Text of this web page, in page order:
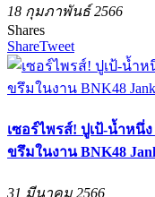
18 กุมภาพันธ์ 2566
Shares
ShareTweet
เซอร์ไพรส์! ปูเป้-น้ำหนึ่
ขรึมในงาน BNK48
31 มีนาคม 2566